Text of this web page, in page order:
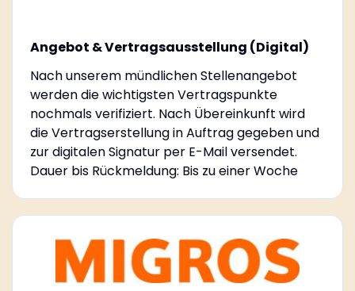
Angebot & Vertragsausstellung (Digital)
Nach unserem mündlichen Stellenangebot
werden die wichtigsten Vertragspunkte
nochmals verifiziert. Nach Übereinkunft wird
die Vertragserstellung in Auftrag gegeben und
zur digitalen Signatur per E-Mail versendet.
Dauer bis Rückmeldung: Bis zu einer Woche